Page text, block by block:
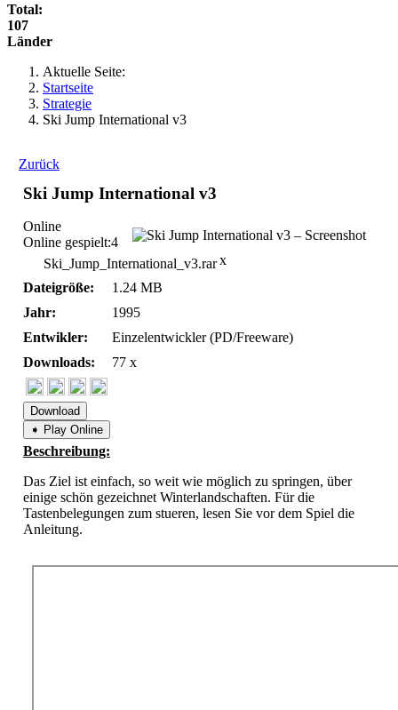
Total:
107
Länder
Aktuelle Seite:
Startseite
Strategie
Ski Jump International v3
Zurück
Ski Jump International v3
Online
Ski_Jump_International_v3.rar
Dateigröße:
1.24 MB
Jahr:
1995
Entwikler:
Einzelentwickler (PD/Freeware)
Downloads:
77 x
Online gespielt:4
x
Download
➧ Play Online
Beschreibung:
Das Ziel ist einfach, so weit wie möglich zu springen, über
einige schön gezeichnet Winterlandschaften. Für die
Tastenbelegungen zum stueren, lesen Sie vor dem Spiel die
Anleitung.